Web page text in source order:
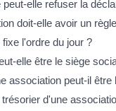
peut-elle refuser la
doit-elle avoir un
l'ordre du jour ?
elle être le siège
association peut-il
d'une